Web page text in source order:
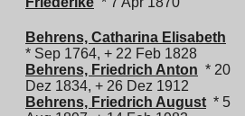
Behrens, Catharina Elisabeth
* Sep 1764, + 22 Feb 1828
Behrens, Friedrich Anton * 20
Dez 1834, + 26 Dez 1912
Behrens, Friedrich August * 5